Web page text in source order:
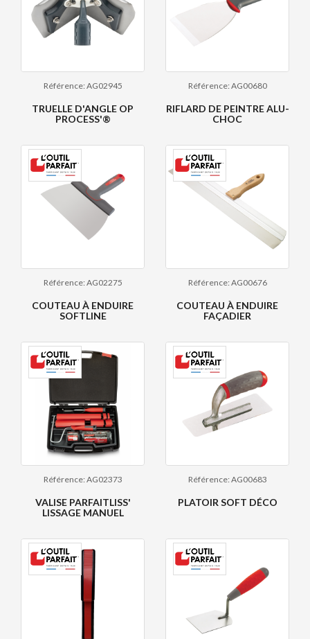
Référence: AG02945
TRUELLE D'ANGLE OP
PROCESS'®
Référence: AG00680
RIFLARD DE PEINTRE ALU-
CHOC
Référence: AG02275
COUTEAU À ENDUIRE
SOFTLINE
Référence: AG00676
COUTEAU À ENDUIRE
FAÇADIER
Référence: AG02373
VALISE PARFAITLISS'
LISSAGE MANUEL
Référence: AG00683
PLATOIR SOFT DÉCO